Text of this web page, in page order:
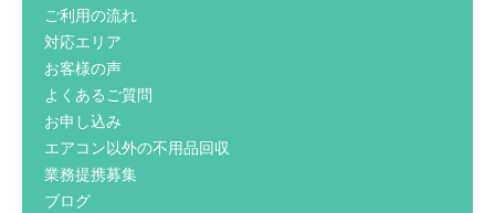
ご利用の流れ
対応エリア
お客様の声
よくあるご質問
お申し込み
エアコン以外の不用品回収
業務提携募集
ブログ